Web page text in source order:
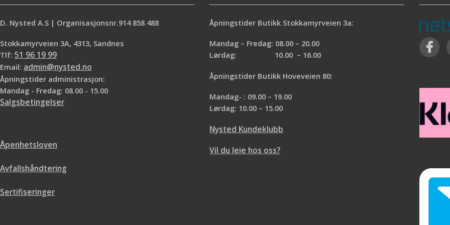
D. Nysted A.S | Organisasjonsnr.914 858 488
Stokkamyrveien 3A, 4313, Sandnes
Tlf: 51 96 19 99
Email: admin@nysted.no
Åpningstider administrasjon:
Mandag - Fredag: 08.00 - 15.00
Salgsbetingelser
Åpenhetsloven
Avfallshåndtering
Sertifiseringer
Åpningstider Butikk Stokkamyrveien 3a:
Mandag – Fredag: 08.00 – 20.00
Lørdag: 10.00 – 16.00
Åpningstider Butikk Hoveveien 80:
Mandag- : 09.00 – 19.00
Lørdag: 10.00 – 15.00
Nysted Kundeklubb
Vil du leie hos oss?